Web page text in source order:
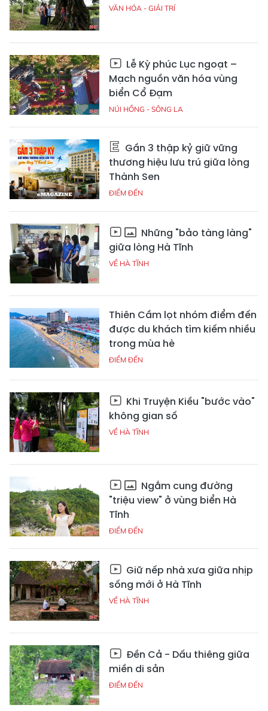
VĂN HÓA - GIẢI TRÍ
Lễ Kỳ phúc Lục ngoạt –
Mạch nguồn văn hóa vùng
biển Cổ Đạm
NÚI HỒNG - SÔNG LA
Gần 3 thập kỷ giữ vững
thương hiệu lưu trú giữa lòng
Thành Sen
ĐIỂM ĐẾN
Những "bảo tàng làng"
giữa lòng Hà Tĩnh
VỀ HÀ TĨNH
Thiên Cầm lọt nhóm điểm đến
được du khách tìm kiếm nhiều
trong mùa hè
ĐIỂM ĐẾN
Khi Truyện Kiều "bước vào"
không gian số
VỀ HÀ TĨNH
Ngắm cung đường
"triệu view" ở vùng biển Hà
Tĩnh
ĐIỂM ĐẾN
Giữ nếp nhà xưa giữa nhịp
sống mới ở Hà Tĩnh
VỀ HÀ TĨNH
Đền Cả - Dấu thiêng giữa
miền di sản
ĐIỂM ĐẾN